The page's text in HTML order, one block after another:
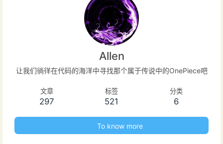
Allen
让我们徜徉在代码的海洋中寻找那个属于传说中的OnePiece吧
文章
297
标签
521
分类
6
To know more